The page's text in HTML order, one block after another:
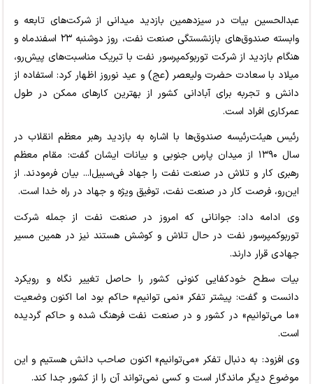
عبدالحسین بیات در سیزدهمین بازدید میدانی از شرکت‌های تابعه و
وابسته صندوق‌های بازنشستگی صنعت نفت، روز دوشنبه ۲۳ اسفندماه و
هنگام بازدید از شرکت تورﺑﻮﮐﻤﭙﺮﺳﻮر ﻧﻔﺖ با تبریک مناسبت‌های پیش‌رو،
میلاد با سعادت حضرت ولیعصر (عج) و عید نوروز اظهار کرد: استفاده از
دانش و تجربه برای آبادانی کشور از بهترین کارهای ممکن در طول
عمرکاری افراد است.
رئیس هیئت‌رئیسه صندوق‌ها با اشاره به بازدید رهبر معظم انقلاب در
سال ۱۳۹۰ از میدان پارس جنوبی و بیانات ایشان گفت: مقام معظم
رهبری کار و تلاش در صنعت نفت را جهاد فی‌سبیل‌ا... بیان فرمودند. از
این‌رو، فرصت کار در صنعت نفت، توفیق‌ ویژه و جهاد در راه خدا است.
وی ادامه داد: جوانانی که امروز در صنعت نفت از جمله شرکت
تورﺑﻮﮐﻤﭙﺮﺳﻮر ﻧﻔﺖ در حال تلاش و کوشش هستند نیز در همین مسیر
جهادی قرار دارند.
بیات سطح خودکفایی کنونی کشور را حاصل تغییر نگاه و رویکرد
دانست و گفت: پیشتر تفکر «نمی توانیم» حاکم بود اما اکنون وضعیت
«ما می‌توانیم» در کشور و در صنعت نفت فرهنگ شده و حاکم گردیده
است.
وی افزود: به دنبال تفکر «می‌توانیم» اکنون صاحب دانش هستیم و این
موضوع دیگر ماندگار است و کسی نمی‌تواند آن را از کشور جدا کند.